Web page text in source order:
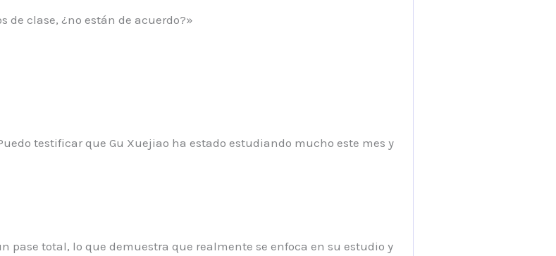
de clase, ¿no están de acuerdo?»
testificar que Gu Xuejiao ha estado estudiando mucho este mes y
total, lo que demuestra que realmente se enfoca en su estudio y